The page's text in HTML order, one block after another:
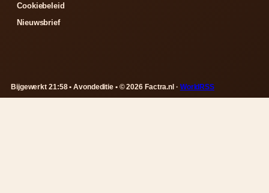
Cookiebeleid
Nieuwsbrief
Bijgewerkt 21:58 • Avondeditie • © 2026 Factra.nl · WorldRSS